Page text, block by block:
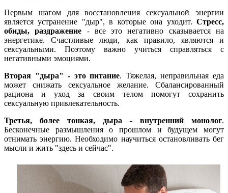
Первым шагом для восстановления сексуальной энергии
является устранение "дыр", в которые она уходит. Стресс,
обиды, раздражение - все это негативно сказывается на
энергетике. Счастливые люди, как правило, являются и
сексуальными. Поэтому важно учиться справляться с
негативными эмоциями.
Вторая "дыра" - это питание. Тяжелая, неправильная еда
может снижать сексуальное желание. Сбалансированный
рациона и уход за своим телом помогут сохранить
сексуальную привлекательность.
Третья, более тонкая, дыра - внутренний монолог.
Бесконечные размышления о прошлом и будущем могут
отнимать энергию. Необходимо научиться остановливать бег
мысли и жить "здесь и сейчас".